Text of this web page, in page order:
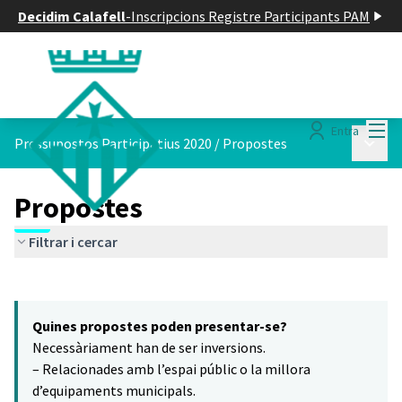
Decidim Calafell-Inscripcions Registre Participants PAM
Entra
Pressupostos Participatius 2020 / Propostes
Propostes
Filtrar i cercar
−
Quines propostes poden presentar-se?
Necessàriament han de ser inversions.
– Relacionades amb l’espai públic o la millora
d’equipaments municipals.